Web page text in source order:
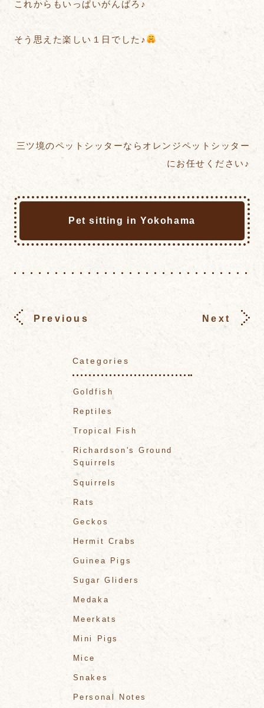
これからもいっぱいがんばろ♪
そう思えた楽しい１日でした♪
三ツ境のペットシッターならオレンジペットシッター
にお任せください♪
Pet sitting in Yokohama
Previous Next
Categories
Goldfish
Reptiles
Tropical Fish
Richardson's Ground
Squirrels
Squirrels
Rats
Geckos
Hermit Crabs
Guinea Pigs
Sugar Gliders
Medaka
Meerkats
Mini Pigs
Mice
Snakes
Personal Notes